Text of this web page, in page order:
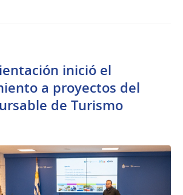
inició el
a proyectos del
de Turismo